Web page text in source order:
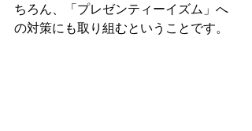
ちろん、「プレゼンティーイズム」へ
の対策にも取り組むということです。